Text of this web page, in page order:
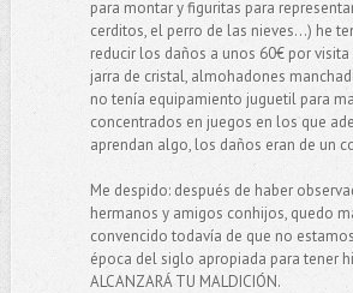
para montar y figuritas para
cerditos, el perro de las nieves...) he
reducir los daños a unos 60€ por
jarra de cristal, almohadones
no tenía equipamiento juguetil para
concentrados en juegos en los que
aprendan algo, los daños eran de un
Me despido: después de haber
hermanos y amigos conhijos, quedo
convencido todavía de que no
época del siglo apropiada para tener
ALCANZARÁ TU MALDICIÓN.